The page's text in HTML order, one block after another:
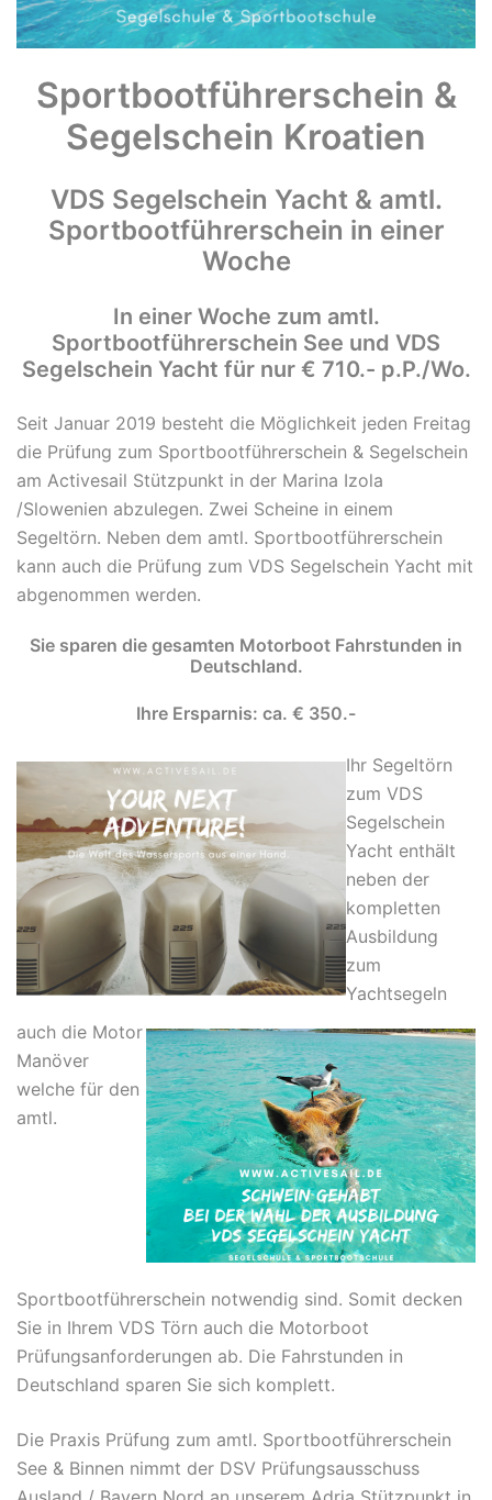
Sportbootführerschein &
Segelschein Kroatien
VDS Segelschein Yacht & amtl.
Sportbootführerschein in einer
Woche
In einer Woche zum amtl.
Sportbootführerschein See und VDS
Segelschein Yacht für nur € 710.- p.P./Wo.
Seit Januar 2019 besteht die Möglichkeit jeden Freitag
die Prüfung zum Sportbootführerschein & Segelschein
am Activesail Stützpunkt in der Marina Izola
/Slowenien abzulegen. Zwei Scheine in einem
Segeltörn. Neben dem amtl. Sportbootführerschein
kann auch die Prüfung zum VDS Segelschein Yacht mit
abgenommen werden.
Sie sparen die gesamten Motorboot Fahrstunden in
Deutschland.
Ihre Ersparnis: ca. € 350.-
Ihr Segeltörn
zum VDS
Segelschein
Yacht enthält
neben der
kompletten
Ausbildung
zum
Yachtsegeln
auch die Motor
Manöver
welche für den
amtl.
Sportbootführerschein notwendig sind. Somit decken
Sie in Ihrem VDS Törn auch die Motorboot
Prüfungsanforderungen ab. Die Fahrstunden in
Deutschland sparen Sie sich komplett.
Die Praxis Prüfung zum amtl. Sportbootführerschein
See & Binnen nimmt der DSV Prüfungsausschuss